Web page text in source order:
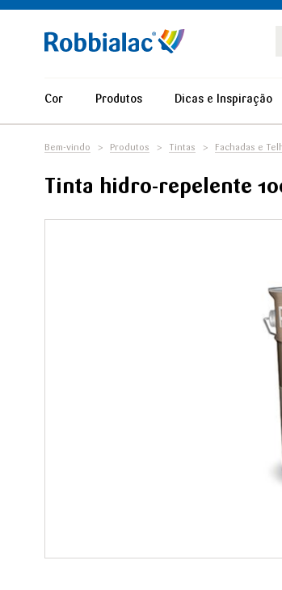
Cor Produtos Dicas e Inspiração
Bem-vindo Produtos Tintas Fachadas e
Tinta hidro-repelente